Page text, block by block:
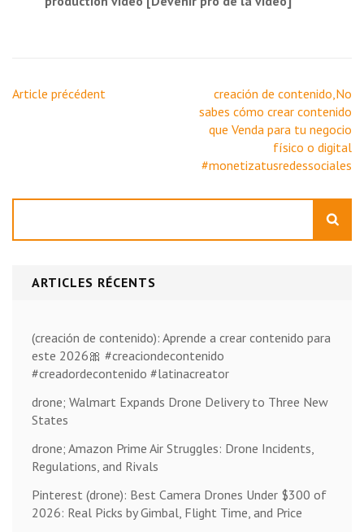
Navigation
Article précédent
creación de contenido,No
sabes cómo crear contenido
que Venda para tu negocio
físico o digital
#monetizatusredessociales
ARTICLES RÉCENTS
(creación de contenido): Aprende a crear contenido para
este 2026🎀 #creaciondecontenido
#creadordecontenido #latinacreator
drone; Walmart Expands Drone Delivery to Three New
States
drone; Amazon Prime Air Struggles: Drone Incidents,
Regulations, and Rivals
Pinterest (drone): Best Camera Drones Under $300 of
2026: Real Picks by Gimbal, Flight Time, and Price